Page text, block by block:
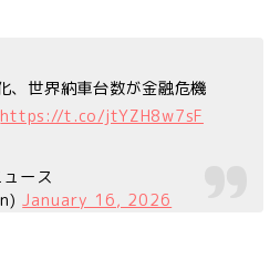
、世界納車台数が金融危機
https://t.co/jtYZH8w7sF
ース
January 16, 2026